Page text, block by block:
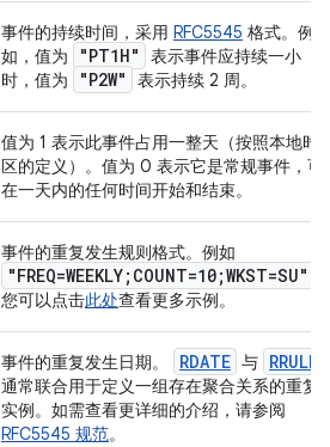
事件的持续时间，采用 RFC5545 格式。例
如，值为
"PT1H"
表示事件应持续一小
时，值为
"P2W" 表示持续 2 周。
值为 1 表示此事件占用一整天（按照本地时
区的定义）。值为 0 表示它是常规事件，可
在一天内的任何时间开始和结束。
事件的重复发生规则格式。例如
"FREQ=WEEKLY;COUNT=10;WKST=SU"
您可以点击此处查看更多示例。
事件的重复发生日期。 RDATE 与 RRULE
通常联合用于定义一组存在聚合关系的重复
实例。如需查看更详细的介绍，请参阅
RFC5545 规范。